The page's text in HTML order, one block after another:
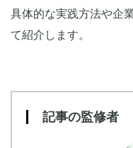
具体的な実践方法や企
て紹介します。
記事の監修者